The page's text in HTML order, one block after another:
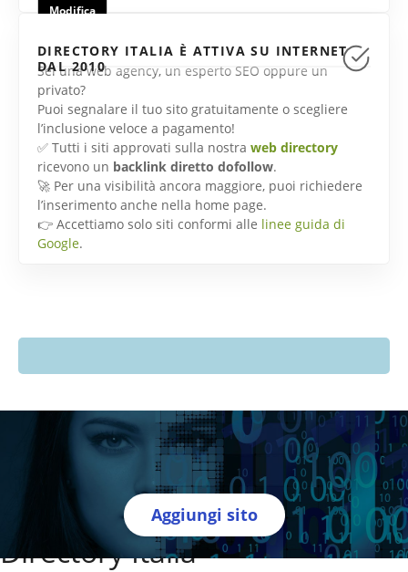
Modifica
DIRECTORY ITALIA È ATTIVA SU INTERNET
DAL 2010
Sei una web agency, un esperto SEO oppure un
privato?
Puoi segnalare il tuo sito gratuitamente o scegliere
l’inclusione veloce a pagamento!
✅ Tutti i siti approvati sulla nostra web directory
ricevono un backlink diretto dofollow.
🚀 Per una visibilità ancora maggiore, puoi richiedere
l’inserimento anche nella home page.
👉 Accettiamo solo siti conformi alle linee guida di
Google.
Aggiungi sito
Directory Italia